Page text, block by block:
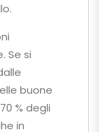
Se si
buone
% degli
in